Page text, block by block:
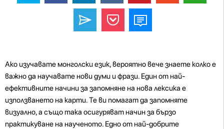
Ако изучавате монголски език, вероятно вече знаете колко е
важно да научавате нови думи и фрази. Един от най-
ефективните начини за запомняне на нова лексика е
използването на карти. Те ви помагат да запомняте
визуално, а също така осигуряват начин за бързо
практикуване на наученото. Едно от най-добрите